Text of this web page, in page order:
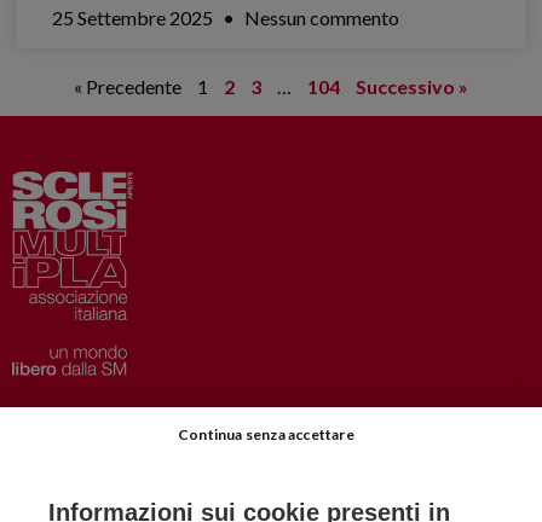
25 Settembre 2025 Nessun commento
« Precedente 1 2 3 104 Successivo »
Privacy–Disclaimer
Informazioni sui cookie presenti in
Continua senza accettare